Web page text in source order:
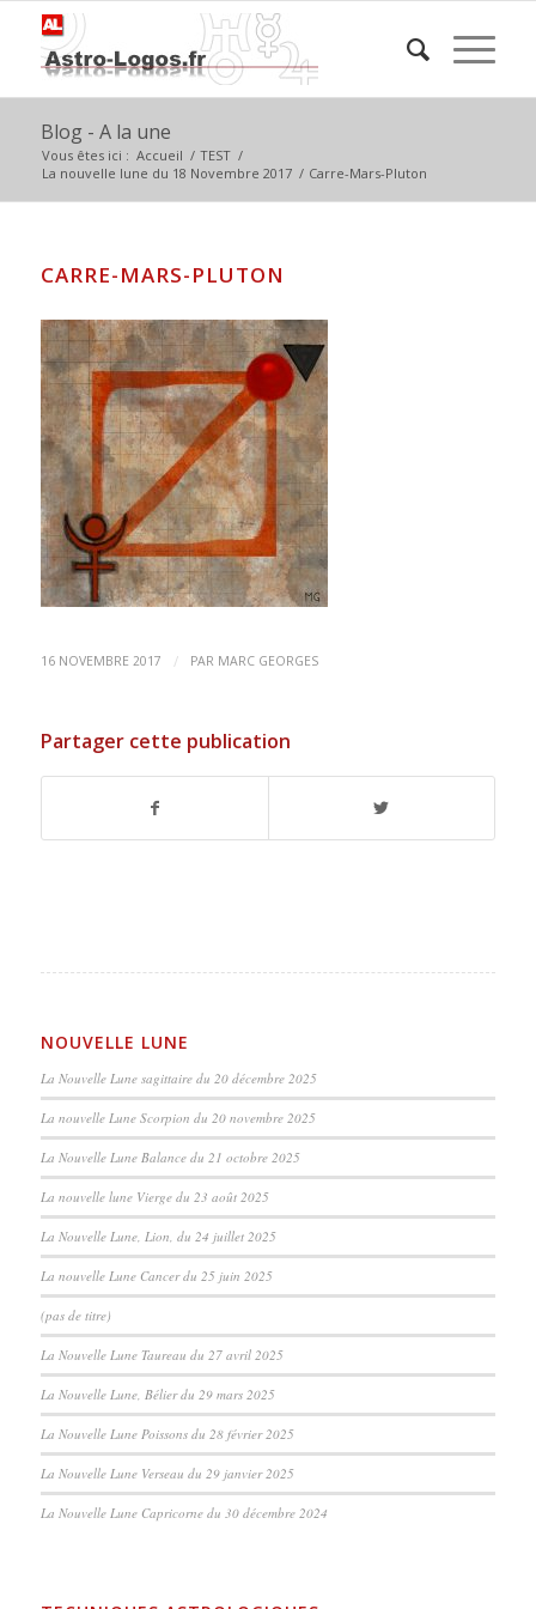
Blog - A la une
Vous êtes ici : Accueil / TEST /
La nouvelle lune du 18 Novembre 2017 / Carre-Mars-Pluton
CARRE-MARS-PLUTON
16 NOVEMBRE 2017 / PAR MARC GEORGES
Partager cette publication
NOUVELLE LUNE
La Nouvelle Lune sagittaire du 20 décembre 2025
La nouvelle Lune Scorpion du 20 novembre 2025
La Nouvelle Lune Balance du 21 octobre 2025
La nouvelle lune Vierge du 23 août 2025
La Nouvelle Lune, Lion, du 24 juillet 2025
La nouvelle Lune Cancer du 25 juin 2025
(pas de titre)
La Nouvelle Lune Taureau du 27 avril 2025
La Nouvelle Lune, Bélier du 29 mars 2025
La Nouvelle Lune Poissons du 28 février 2025
La Nouvelle Lune Verseau du 29 janvier 2025
La Nouvelle Lune Capricorne du 30 décembre 2024